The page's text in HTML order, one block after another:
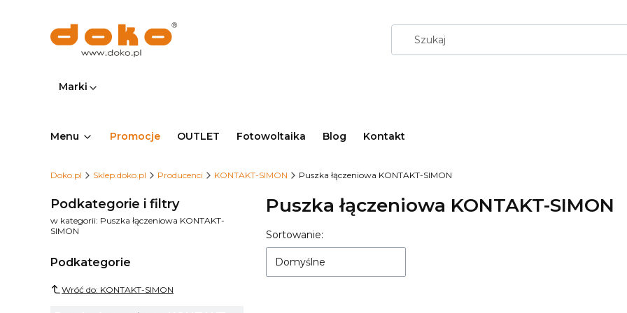
Marki
Menu Promocje OUTLET Fotowoltaika Blog Kontakt
Doko.pl Sklep.doko.pl Producenci KONTAKT-SIMON Puszka łączeniowa KONTAKT-SIMON
Podkategorie i filtry
w kategorii: Puszka łączeniowa KONTAKT-
SIMON
Podkategorie
Wróć do: KONTAKT-SIMON
Puszka łączeniowa KONTAKT-SIMON
Lista produktów
Sortowanie:
Domyślne